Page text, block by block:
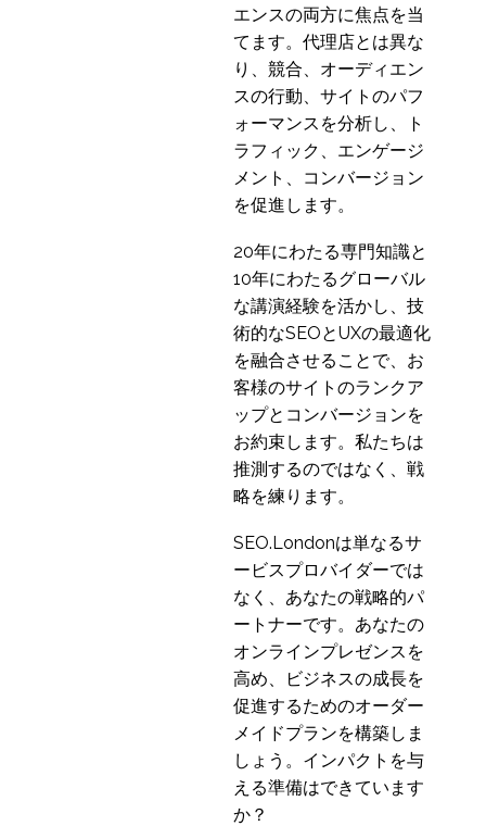
国際的なユーザー調査
1
ウェアラブルテクノロ
ジーとマルチプラット
フォームエクスペリエ 1
ユーザー・エクスペリ
エンス（UX）における
情報アーキテクチャの
ベストプラクティス
1
グローバルベンチマー
キングにおける文化の
5
Blurred Lines ?スマート
フォン、タブレットの
ユーザーエクスペリエ3
レスポンシブWebデザ
クスペリエンスの限界
2
より良いUXデザインの
ための5つのヒント
中国におけるユーザビ
リティ・テストの詳細
2
オンラインギャンブル
業界におけるUXのあり
1
エンスの両方に焦点を当
てます。代理店とは異な
り、競合、オーディエン
スの行動、サイトのパフ
ォーマンスを分析し、ト
ラフィック、エンゲージ
メント、コンバージョン
を促進します。
20年にわたる専門知識と
10年にわたるグローバル
な講演経験を活かし、技
術的なSEOとUXの最適化
を融合させることで、お
客様のサイトのランクア
ップとコンバージョンを
お約束します。私たちは
推測するのではなく、戦
略を練ります。
SEO.Londonは単なるサ
ービスプロバイダーでは
なく、あなたの戦略的パ
ートナーです。あなたの
オンラインプレゼンスを
高め、ビジネスの成長を
促進するためのオーダー
メイドプランを構築しま
しょう。インパクトを与
える準備はできています
か？